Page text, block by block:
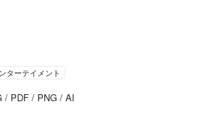
ターテイメント
/ PDF / PNG / AI